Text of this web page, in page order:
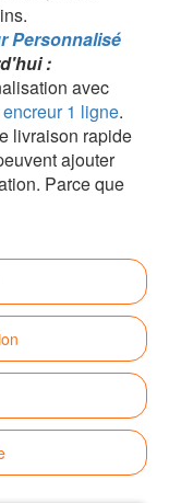
Personnalisé
:
avec
1 ligne.
livraison rapide
ajouter
Parce que